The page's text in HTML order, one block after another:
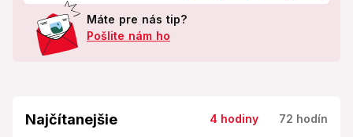
Máte pre nás tip?
Pošlite nám ho
Najčítanejšie 4 hodiny 72 hodín